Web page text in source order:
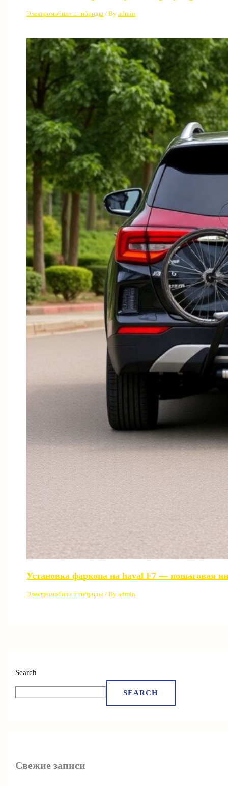
Search
SEARCH
Свежие записи
Электромобили и гибриды / Byadmin
Установка фаркопа на haval F7 — пошаговая
Электромобили и гибриды / Byadmin